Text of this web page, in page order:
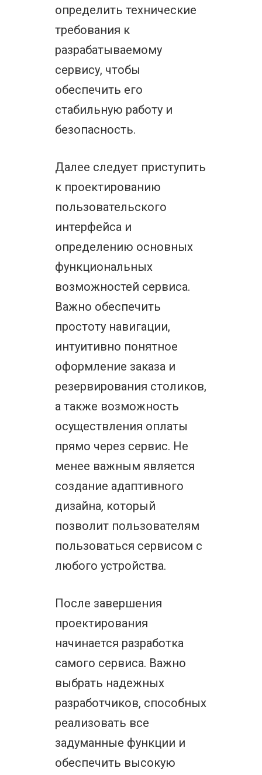
определить технические
требования к
разрабатываемому
сервису, чтобы
обеспечить его
стабильную работу и
безопасность.
Далее следует приступить
к проектированию
пользовательского
интерфейса и
определению основных
функциональных
возможностей сервиса.
Важно обеспечить
простоту навигации,
интуитивно понятное
оформление заказа и
резервирования столиков,
а также возможность
осуществления оплаты
прямо через сервис. Не
менее важным является
создание адаптивного
дизайна, который
позволит пользователям
пользоваться сервисом с
любого устройства.
После завершения
проектирования
начинается разработка
самого сервиса. Важно
выбрать надежных
разработчиков, способных
реализовать все
задуманные функции и
обеспечить высокую